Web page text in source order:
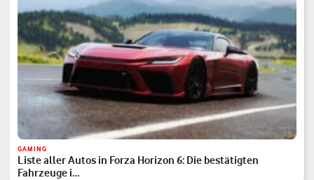
GAMING
Liste aller Autos in Forza Horizon 6: Die bestätigten
Fahrzeuge i…